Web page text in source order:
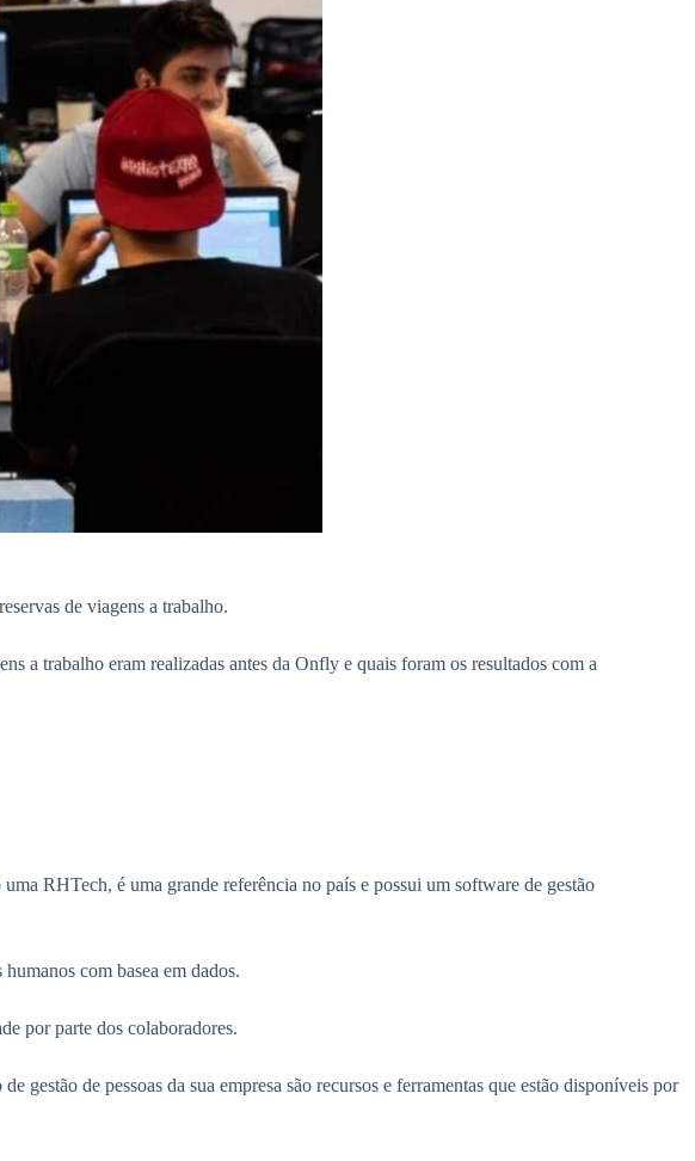
de viagens a trabalho.
a trabalho eram realizadas antes da Onfly e quais foram os resultados com a
RHTech, é uma grande referência no país e possui um software de gestão
com basea em dados.
por parte dos colaboradores.
gestão de pessoas da sua empresa são recursos e ferramentas que estão disponíveis por